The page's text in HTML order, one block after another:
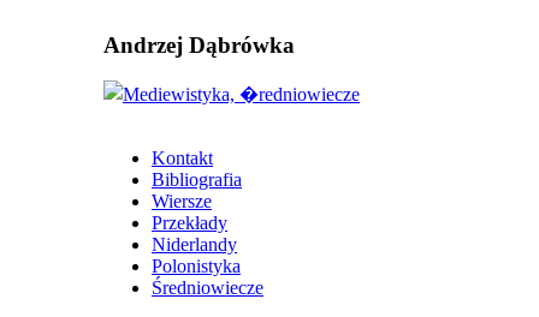
Andrzej Dąbrówka
Kontakt
Bibliografia
Wiersze
Przekłady
Niderlandy
Polonistyka
Średniowiecze